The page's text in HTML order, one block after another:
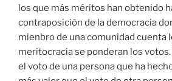
los que más méritos han obtenido
contraposición de la democracia
mienbro de una comunidad cuenta
meritocracia se ponderan los
el voto de una persona que ha